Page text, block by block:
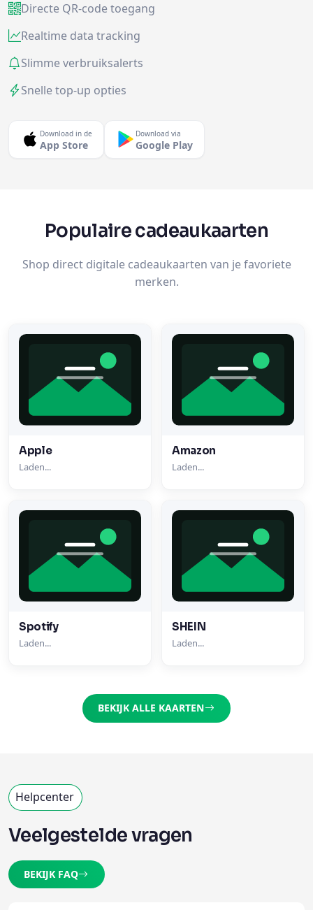
Directe QR-code toegang
Realtime data tracking
Slimme verbruiksalerts
Snelle top-up opties
Download in de
App Store
Download via
Google Play
Populaire cadeaukaarten
Shop direct digitale cadeaukaarten van je favoriete
merken.
Apple
Laden...
Amazon
Laden...
Spotify
Laden...
SHEIN
Laden...
BEKIJK ALLE KAARTEN
Helpcenter
Veelgestelde vragen
BEKIJK FAQ